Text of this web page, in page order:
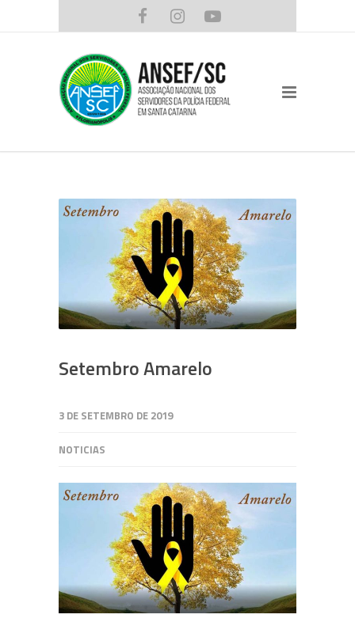
Setembro Amarelo
3 DE SETEMBRO DE 2019
NOTICIAS